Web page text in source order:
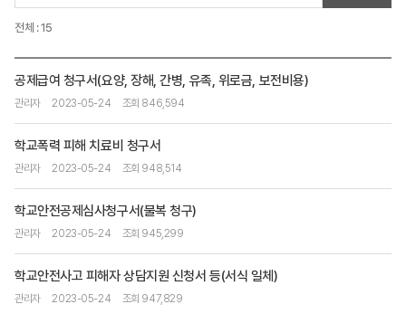
전체 : 15
공제급여 청구서(요양, 장해, 간병, 유족, 위로금, 보전비용)
관리자 2023-05-24 조회 846,594
학교폭력 피해 치료비 청구서
관리자 2023-05-24 조회 948,514
학교안전공제심사청구서(불복 청구)
관리자 2023-05-24 조회 945,299
학교안전사고 피해자 상담지원 신청서 등(서식 일체)
관리자 2023-05-24 조회 947,829